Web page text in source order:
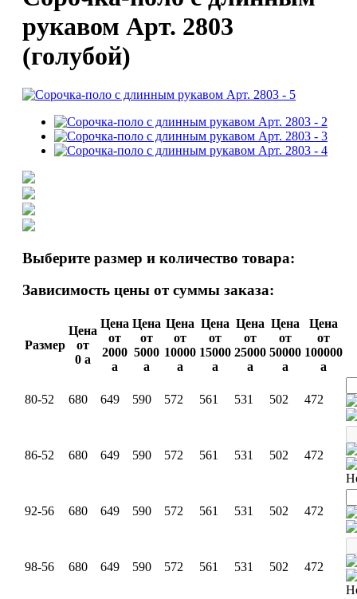
рукавом Арт. 2803
(голубой)
Выберите размер и количество товара:
Зависимость цены от суммы заказа:
Размер
Цена
от
0 a
Цена
от
2000
a
Цена
от
5000
a
Цена
от
10000
a
Цена
от
15000
a
Цена
от
25000
a
Цена
от
50000
a
Цена
от
100000
a
80-52 680 649 590 572 561 531 502 472
86-52 680 649 590 572 561 531 502
472
92-56 680 649 590 572 561 531 502 472
98-56 680 649 590 572 561 531 502
472